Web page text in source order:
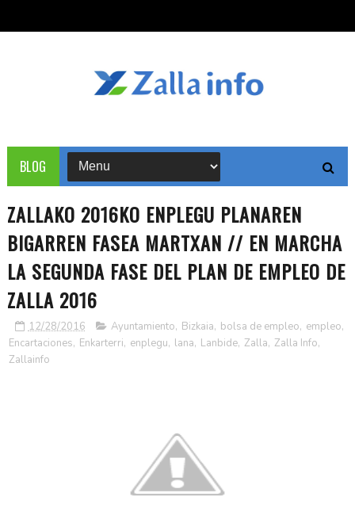
BLOG
ZALLAKO 2016KO ENPLEGU PLANAREN
BIGARREN FASEA MARTXAN // EN MARCHA
LA SEGUNDA FASE DEL PLAN DE EMPLEO DE
ZALLA 2016
12/28/2016 Ayuntamiento, Bizkaia, bolsa de empleo, empleo,
Encartaciones, Enkarterri, enplegu, lana, Lanbide, Zalla, Zalla Info,
Zallainfo